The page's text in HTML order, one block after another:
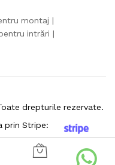
montaj
intrări
drepturile rezervate.
prin Stripe: